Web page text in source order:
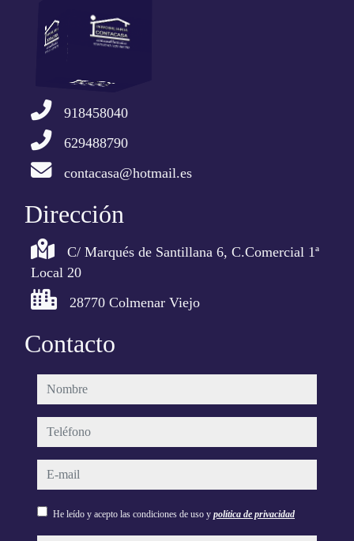
918458040
629488790
contacasa@hotmail.es
Dirección
C/ Marqués de Santillana 6, C.Comercial 1ª
Local 20
28770 Colmenar Viejo
Contacto
nombre
teléfono
e-mail
He leído y acepto las condiciones de uso y política de privacidad